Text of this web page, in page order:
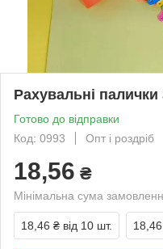
Рахувальні
Готово до відправки
Код: 0993
Опт і роздріб
18,56 ₴
Мінімальна сума
18,46 ₴ від 10 шт.